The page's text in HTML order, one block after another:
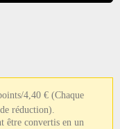
4,40 € (Chaque
réduction).
être convertis en un